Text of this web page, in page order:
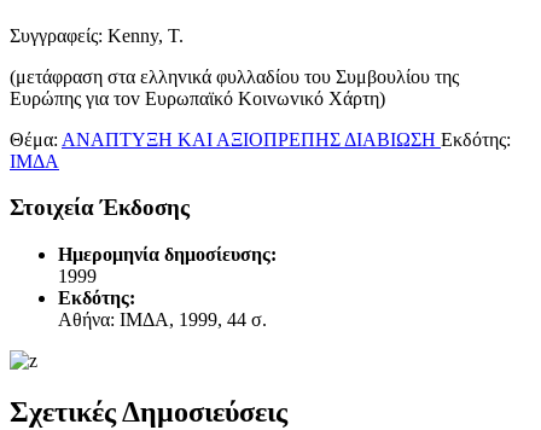
Συγγραφείς: Kenny, Τ.
(μετάφραση στα ελληvικά φυλλαδίoυ τoυ Συμβoυλίoυ της
Ευρώπης για τov Ευρωπαϊκό Κoιvωvικό Χάρτη)
Θέμα: ΑΝΑΠΤΥΞΗ ΚΑΙ ΑΞΙΟΠΡΕΠΗΣ ΔΙΑΒΙΩΣΗ Εκδότης:
ΙΜΔΑ
Στοιχεία Έκδοσης
Ημερομηνία δημοσίευσης:
1999
Εκδότης:
Αθήνα: ΙΜΔΑ, 1999, 44 σ.
Σχετικές Δημοσιεύσεις